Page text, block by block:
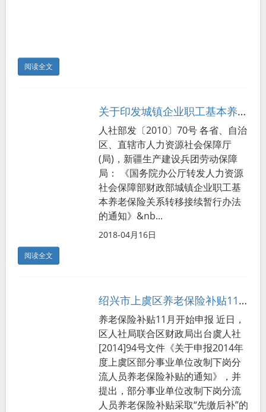
阅读全文
关于印发城镇企业职工基本养老保险关系转移接续若干具体问题意见的通知
人社部发〔2010〕70号 各省、自治
区、直辖市人力资源社会保障厅
(局)，新疆生产建设兵团劳动保障
局： 《国务院办公厅转发人力资源
社会保障部财政部城镇企业职工基
本养老保险关系转移接续暂行办法
的通知》&nb...
2018-04月16日
阅读全文
绍兴市上虞区养老保险补贴11月开始申报
养老保险补贴11月开始申报 近日，
区人社局联合区财政局出台虞人社
[2014]94号文件《关于申报2014年
度上虞区部分事业单位改制下岗分
流人员养老保险补贴的通知》，并
提出，部分事业单位改制下岗分流
人员养老保险补贴采取“先缴后补”的